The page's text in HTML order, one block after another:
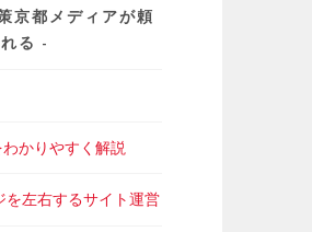
京都メディアが頼
れる
かりやすく解説
を左右するサイト運営